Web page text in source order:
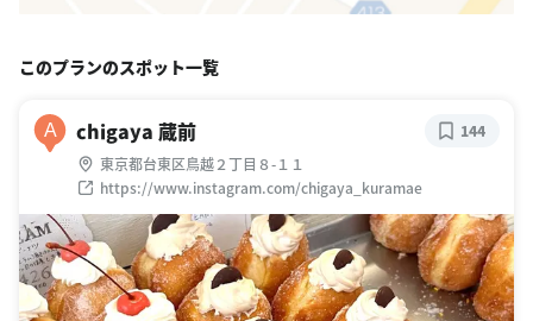
このプランのスポット一覧
A chigaya 蔵前
東京都台東区鳥越２丁目８-１１
https://www.instagram.com/chigaya_kuramae
144